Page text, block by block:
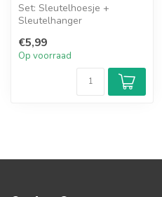
Set: Sleutelhoesje +
Sleutelhanger
€5,99
Op voorraad